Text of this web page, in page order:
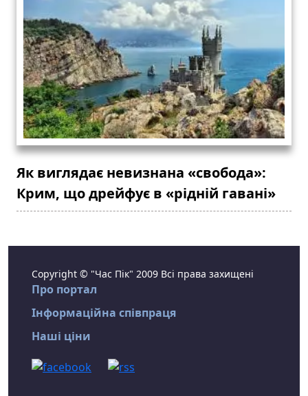
Як виглядає невизнана «свобода»:
Крим, що дрейфує в «рідній гавані»
Copyright © "Час Пік" 2009 Всі права захищені
Про портал
Інформаційна співпраця
Наші ціни